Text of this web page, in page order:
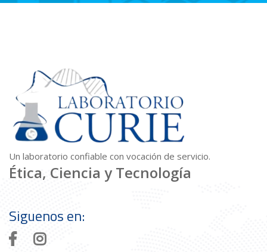
Un laboratorio confiable con vocación de servicio.
Ética, Ciencia y Tecnología
Siguenos en: